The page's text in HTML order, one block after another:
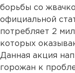
борьбы со
официальной
потребляет 2
которых
Данная акция
горожан к